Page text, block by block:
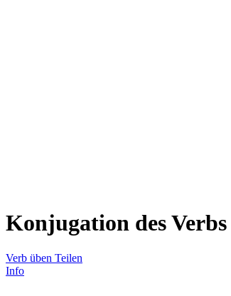
Konjugation des Verbs
Verb üben Teilen
Info